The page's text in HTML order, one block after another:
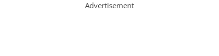
Advertisement